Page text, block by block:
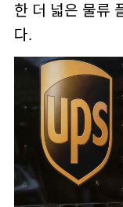
한 더 넓은 물류
다.